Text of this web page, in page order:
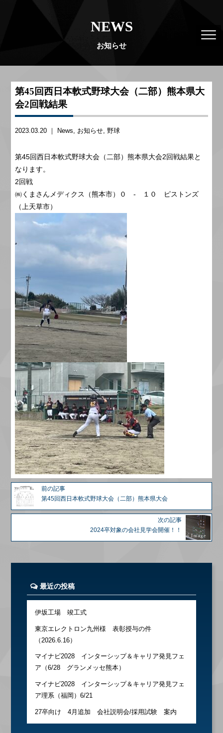
NEWS
お知らせ
第45回西日本軟式野球大会（二部）熊本県大
会2回戦結果
2023.03.20 ｜ News お知らせ 野球
第45回西日本軟式野球大会（二部）熊本県大会2回戦結果と
なります。
2回戦
㈱くまさんメディクス（熊本市）０ - １０ ピストンズ
（上天草市）
前の記事
第45回西日本軟式野球大会（二部）熊本県大会
次の記事
2024卒対象の会社見学会開催！！
最近の投稿
伊坂工場 竣工式
東京エレクトロン九州様 表彰授与の件
（2026.6.16）
マイナビ2028 インターシップ＆キャリア発見フェ
ア（6/28 グランメッセ熊本）
マイナビ2028 インターシップ＆キャリア発見フェ
ア理系（福岡）6/21
27卒向け 4月追加 会社説明会/採用試験 案内